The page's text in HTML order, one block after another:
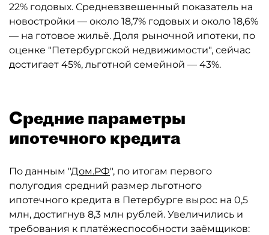
22% годовых. Средневзвешенный показатель на
новостройки — около 18,7% годовых и около 18,6%
— на готовое жильё. Доля рыночной ипотеки, по
оценке "Петербургской недвижимости", сейчас
достигает 45%, льготной семейной — 43%.
Средние параметры
ипотечного кредита
По данным "Дом.РФ", по итогам первого
полугодия средний размер льготного
ипотечного кредита в Петербурге вырос на 0,5
млн, достигнув 8,3 млн рублей. Увеличились и
требования к платёжеспособности заёмщиков: